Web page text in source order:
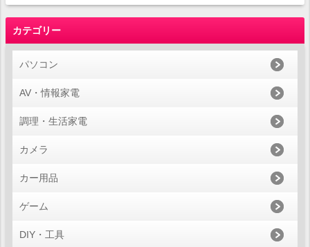
カテゴリー
パソコン
AV・情報家電
調理・生活家電
カメラ
カー用品
ゲーム
DIY・工具